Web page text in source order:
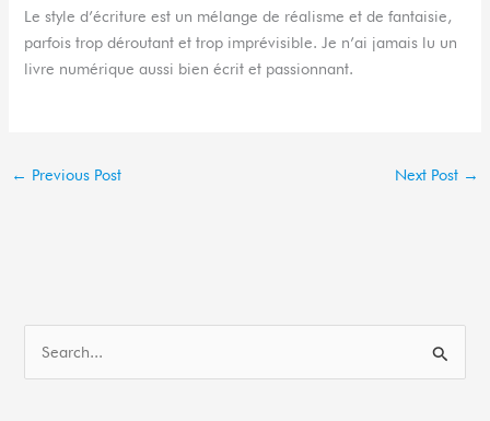
Le style d’écriture est un mélange de réalisme et de fantaisie,
parfois trop déroutant et trop imprévisible. Je n’ai jamais lu un
livre numérique aussi bien écrit et passionnant.
← Previous Post Next Post →